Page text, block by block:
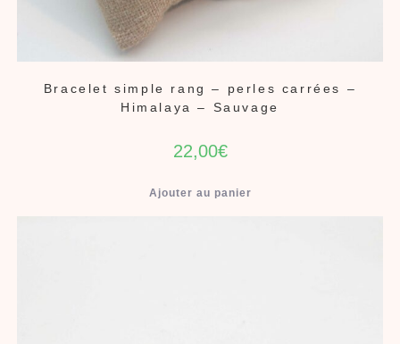
Bracelet simple rang – perles carrées –
Himalaya – Sauvage
22,00€
Ajouter au panier